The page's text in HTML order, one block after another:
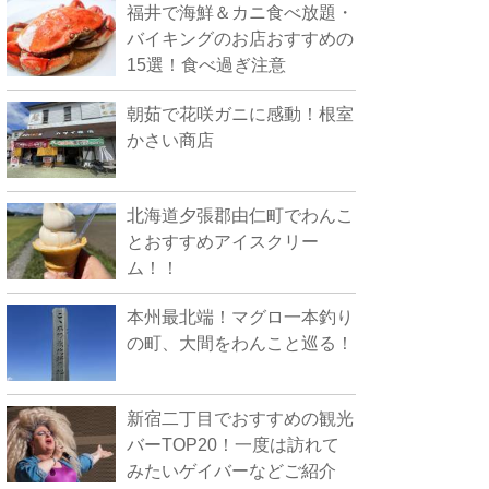
福井で海鮮＆カニ食べ放題・
バイキングのお店おすすめの
15選！食べ過ぎ注意
朝茹で花咲ガニに感動！根室
かさい商店
北海道夕張郡由仁町でわんこ
とおすすめアイスクリー
ム！！
本州最北端！マグロ一本釣り
の町、大間をわんこと巡る！
新宿二丁目でおすすめの観光
バーTOP20！一度は訪れて
みたいゲイバーなどご紹介